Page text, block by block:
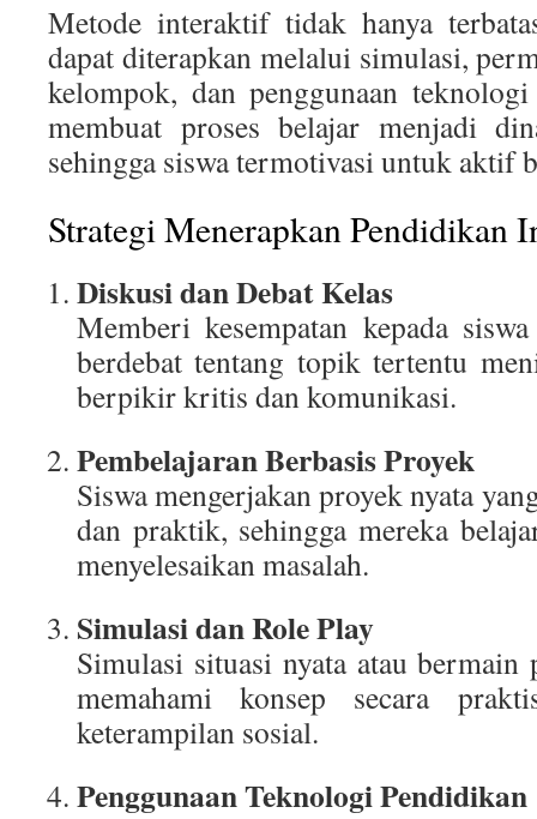
Metode interaktif tidak hanya
dapat diterapkan melalui simulasi,
kelompok, dan penggunaan
membuat proses belajar menjadi
sehingga siswa termotivasi untuk aktif
Strategi Menerapkan Pendidikan
Diskusi dan Debat Kelas
Memberi kesempatan kepada
berdebat tentang topik tertentu
berpikir kritis dan komunikasi.
Pembelajaran Berbasis Proyek
Siswa mengerjakan proyek nyata
dan praktik, sehingga mereka
menyelesaikan masalah.
Simulasi dan Role Play
Simulasi situasi nyata atau bermain
memahami konsep secara
keterampilan sosial.
Penggunaan Teknologi Pendidikan